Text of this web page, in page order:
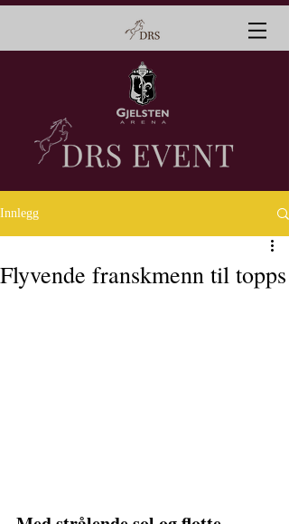
Innlegg
Flyvende franskmenn til topps